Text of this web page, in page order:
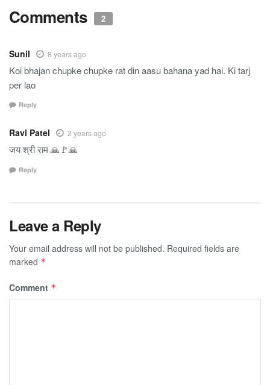
Comments 2
Sunil 8 years ago
Koi bhajan chupke chupke rat din aasu bahana yad hai. Ki tarj
per lao
Reply
Ravi Patel 2 years ago
जय श्री राम 🙏🚩🙏
Reply
Leave a Reply
Your email address will not be published. Required fields are
marked *
Comment *